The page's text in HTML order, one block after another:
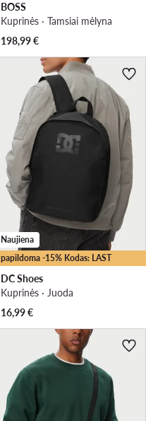
BOSS
Kuprinės · Tamsiai mėlyna
198,99€
papildoma -15% Kodas: LAST
Naujiena
DC Shoes
Kuprinės · Juoda
16,99€